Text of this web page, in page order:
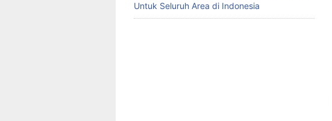
Untuk Seluruh Area di Indonesia